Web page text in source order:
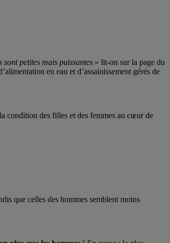
sont petites mais puissantes » lit-on sur la page du
en eau et d’assainissement gérés de
condition des filles et des femmes au cœur de
que celles des hommes semblent moins